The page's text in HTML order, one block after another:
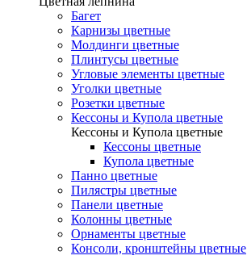
Багет
Карнизы цветные
Молдинги цветные
Плинтусы цветные
Угловые элементы цветные
Уголки цветные
Розетки цветные
Кессоны и Купола цветные
Кессоны и Купола цветные
Кессоны цветные
Купола цветные
Панно цветные
Пилястры цветные
Панели цветные
Колонны цветные
Орнаменты цветные
Консоли, кронштейны цветные